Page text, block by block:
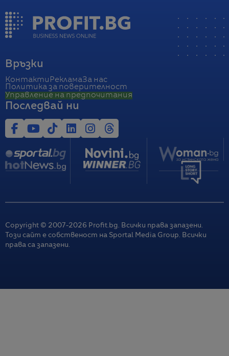
Връзки
Контакти РекламаЗа нас
Политика за поверителност
Управление на предпочитания
Последвай ни
Copyright © 2007-2026 Profit.bg. Всички права запазени.
Този сайт е собственост на Sportal Media Group. Всички
права са запазени.